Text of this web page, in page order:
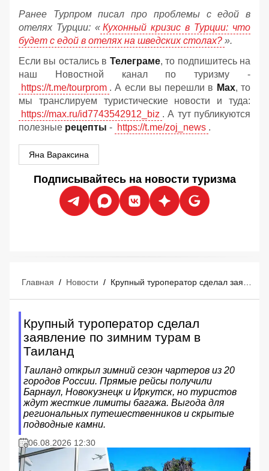
Ранее Турпром писал про проблемы с едой в
отелях Турции: « Кухонный кризис в Турции: что
будет с едой в отелях на шведских столах? ».
Если вы остались в Телеграме, то подпишитесь на
наш Новостной канал по туризму -
https://t.me/tourprom . А если вы перешли в Мах, то
мы транслируем туристические новости и туда:
https://max.ru/id7743542912_biz . А тут публикуются
полезные рецепты - https://t.me/zoj_news .
Яна Вараксина
Подписывайтесь на новости туризма
Главная / Новости /
Крупный туроператор сделал
заявление по зимним турам в
Таиланд
Таиланд открыл зимний сезон чартеров из 20
городов России. Прямые рейсы получили
Барнаул, Новокузнецк и Иркутск, но туристов
ждут жесткие лимиты багажа. Выгода для
региональных путешественников и скрытые
подводные камни.
06.08.2026 12:30